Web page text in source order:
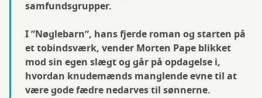
samfundsgrupper.
I ”Nøglebarn”, hans fjerde roman og starten på
et tobindsværk, vender Morten Pape blikket
mod sin egen slægt og går på opdagelse i,
hvordan knudemænds manglende evne til at
være gode fædre nedarves til sønnerne.